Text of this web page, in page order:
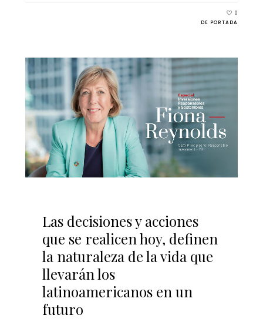
0
DE PORTADA
Las decisiones y acciones
que se realicen hoy, definen
la naturaleza de la vida que
llevarán los
latinoamericanos en un
futuro